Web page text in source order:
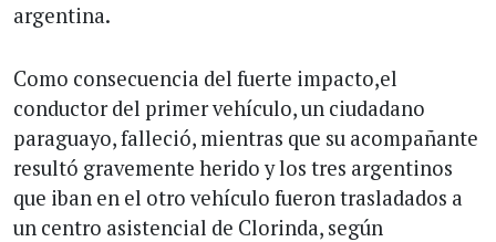
argentina.
Como consecuencia del fuerte impacto,el
conductor del primer vehículo, un ciudadano
paraguayo, falleció, mientras que su acompañante
resultó gravemente herido y los tres argentinos
que iban en el otro vehículo fueron trasladados a
un centro asistencial de Clorinda, según